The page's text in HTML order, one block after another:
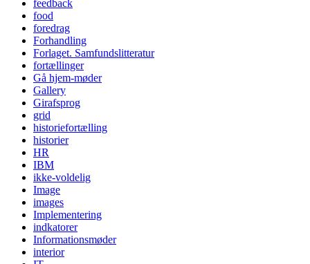
feedback
food
foredrag
Forhandling
Forlaget. Samfundslitteratur
fortællinger
Gå hjem-møder
Gallery
Girafsprog
grid
historiefortælling
historier
HR
IBM
ikke-voldelig
Image
images
Implementering
indkatorer
Informationsmøder
interior